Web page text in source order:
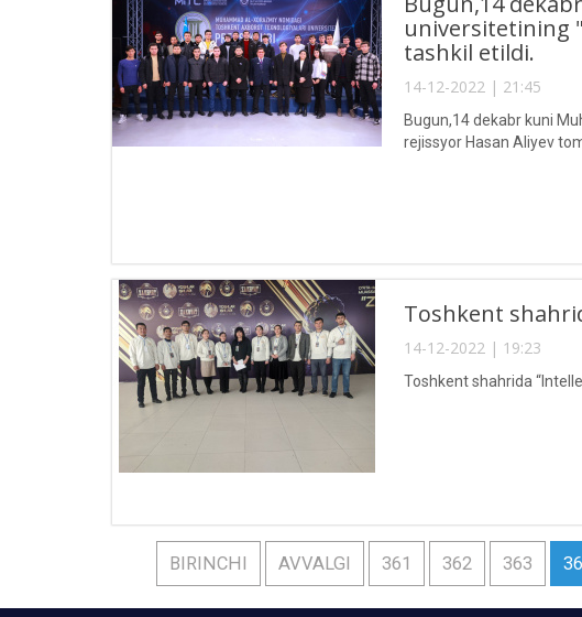
universitetining
tashkil etildi.
14-12-2022 | 21:45
Bugun,14 dekabr kuni
rejissyor Hasan Aliyev
Toshkent
14-12-2022 | 19:23
Toshkent shahrida
BIRINCHI AVVALGI 361 362 363